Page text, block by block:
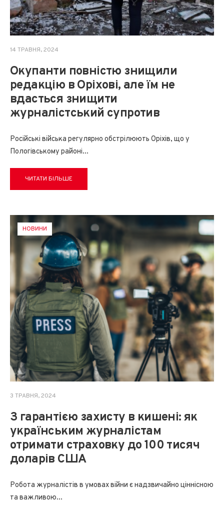
14 ТРАВНЯ, 2024
Окупанти повністю знищили
редакцію в Оріхові, але їм не
вдасться знищити
журналістський супротив
Російські війська регулярно обстрілюють Оріхів, що у
Пологівському районі...
ЧИТАТИ БІЛЬШЕ
НОВИНИ
3 ТРАВНЯ, 2024
З гарантією захисту в кишені: як
українським журналістам
отримати страховку до 100 тисяч
доларів США
Робота журналістів в умовах війни є надзвичайно ціннісною
та важливою...